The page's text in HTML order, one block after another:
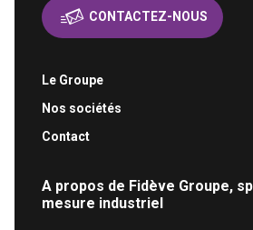
CONTACTEZ-NOUS
Le Groupe
Nos sociétés
Contact
A propos de Fidève Groupe,
mesure industriel